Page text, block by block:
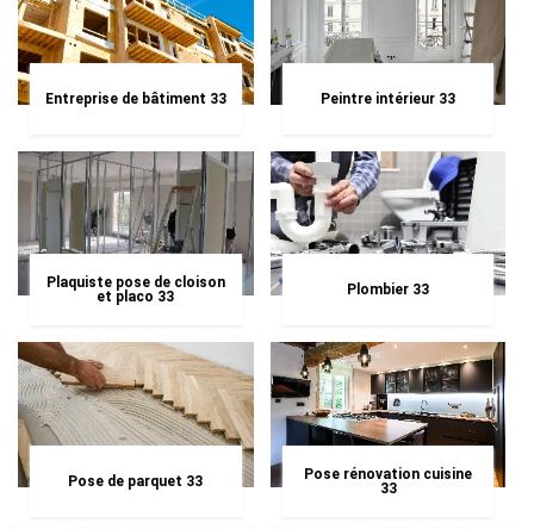
Entreprise de bâtiment 33 Peintre intérieur 33
Plaquiste pose de cloison
et placo 33
Plombier 33
Pose de parquet 33
Pose rénovation cuisine
33